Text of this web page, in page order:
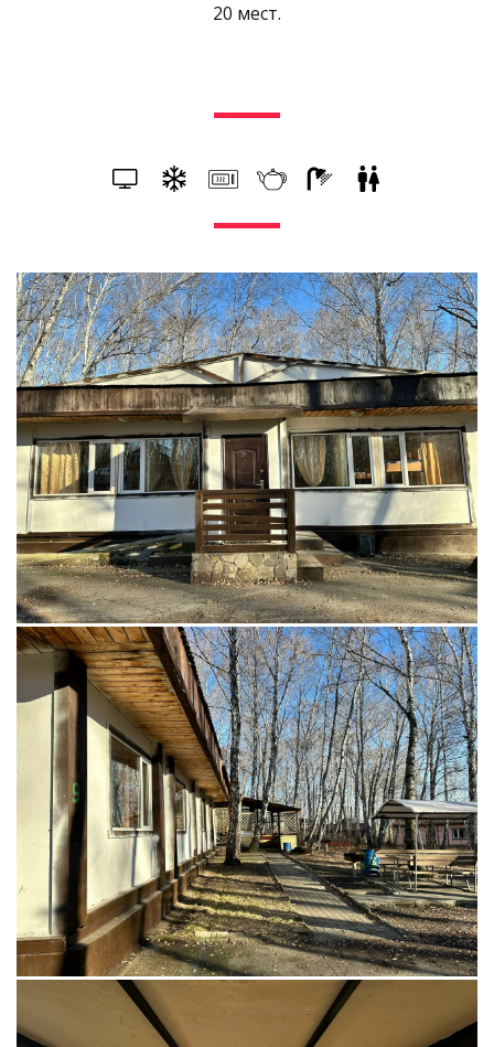
20 мест.